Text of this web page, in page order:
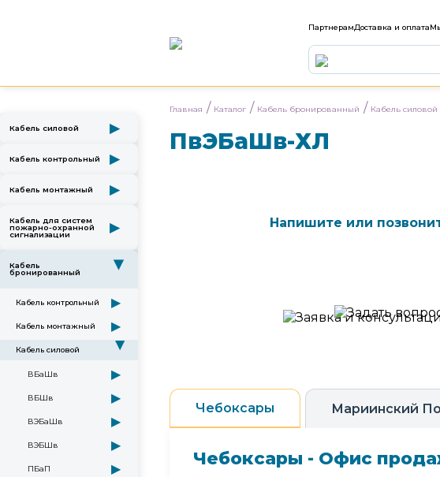
ПартнерамДоставка и оплата
Главная / Каталог / Кабель бронированный / Кабель силовой
ПвЭБаШв-ХЛ
Напишите или
Чебоксары Мариинский
Чебоксары - Офис
Кабель силовой ▶
Кабель контрольный ▶
Кабель монтажный ▶
Кабель для систем
пожарно-охранной
сигнализации
▶
Кабель
бронированный
▶
Кабель контрольный ▶
Кабель монтажный ▶
Кабель силовой ▶
ВБаШв ▶
ВБШв ▶
ВЭБаШв ▶
ВЭБШв ▶
ПБаП ▶